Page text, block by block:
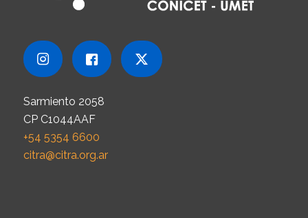
Sarmiento 2058
CP C1044AAF
+54 5354 6600
citra@citra.org.ar